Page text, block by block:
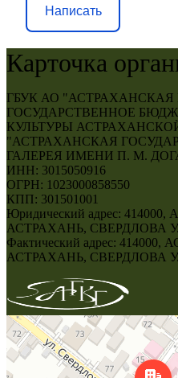
Написать
Карточка
ГБУК АО
ГОСУДАРСТВЕННОЕ
КУЛЬТУРЫ
"АСТРАХАНСКАЯ
ГАЛЕРЕЯ ИМЕНИ П. М.
ИНН: 3015050916
ОГРН: 1023000858550
КПП: 301501001
Юридический адрес:
АСТРАХАНЬ, СВЕРДЛОВА
Фактический адрес:
АСТРАХАНЬ, СВЕРДЛОВА